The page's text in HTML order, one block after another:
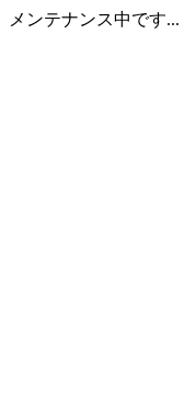
メンテナンス中です...